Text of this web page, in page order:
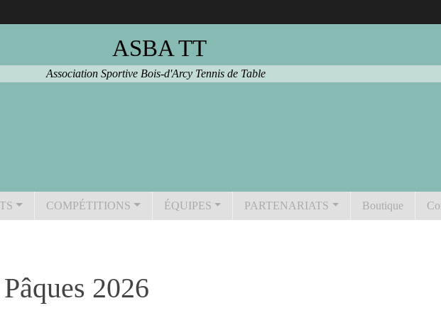
ASBA TT
Association Sportive Bois-d'Arcy Tennis de Table
COMPÉTITIONS ÉQUIPES PARTENARIATS Boutique
2026